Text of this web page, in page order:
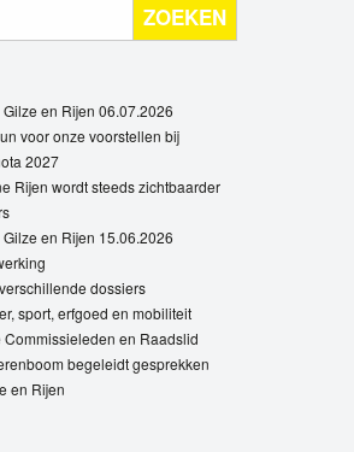
ZOEKEN
en Rijen 06.07.2026
voor onze voorstellen bij
2027
Rijen wordt steeds zichtbaarder
en Rijen 15.06.2026
dossiers
sport, erfgoed en mobiliteit
Commissieleden en Raadslid
begeleidt gesprekken
en Rijen